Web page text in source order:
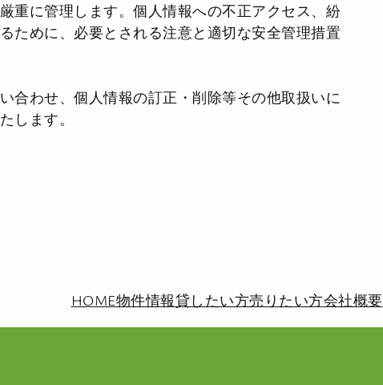
重に管理します。個人情報への不正アクセス、紛
ために、必要とされる注意と適切な安全管理措置
合わせ、個人情報の訂正・削除等その他取扱いに
します。
HOME物件情報貸したい方売りたい方会社概要